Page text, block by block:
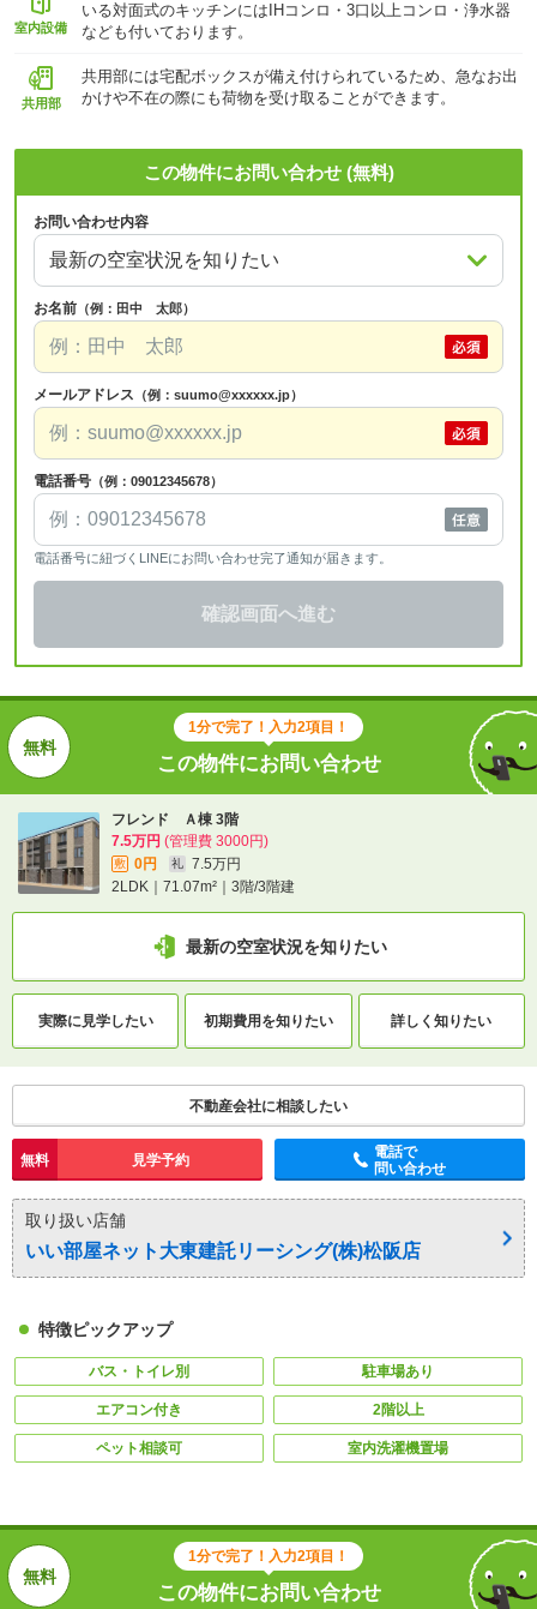
室内設備
いる対面式のキッチンにはIHコンロ・3口以上コンロ・浄水器
なども付いております。
共用部
共用部には宅配ボックスが備え付けられているため、急なお出
かけや不在の際にも荷物を受け取ることができます。
この物件にお問い合わせ (無料)
お問い合わせ内容
お名前 （例：田中 太郎）
メールアドレス （例：suumo@xxxxxx.jp）
電話番号 （例：09012345678）
電話番号に紐づくLINEにお問い合わせ完了通知が届きます。
確認画面へ進む
1分で完了！入力2項目！
この物件にお問い合わせ
フレンド Ａ棟 3階
7.5万円 (管理費 3000円)
敷 0円 礼
7.5万円
2LDK｜71.07m²｜3階/3階建
最新の空室状況を知りたい
実際に見学したい 初期費用を知りたい 詳しく知りたい
不動産会社に相談したい
無料 見学予約
電話で
問い合わせ
取り扱い店舗
いい部屋ネット大東建託リーシング(株)松阪店
特徴ピックアップ
バス・トイレ別 駐車場あり
エアコン付き 2階以上
ペット相談可 室内洗濯機置場
1分で完了！入力2項目！
この物件にお問い合わせ